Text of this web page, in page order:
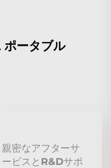
ータブル
親密なアフターサ
ービスとR&Dサポ